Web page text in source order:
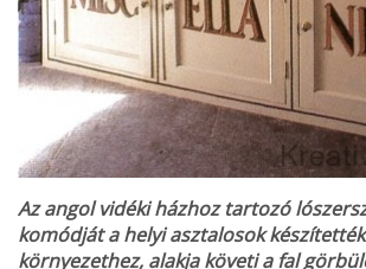
Az angol vidéki házhoz tartozó
komódját a helyi asztalosok
környezethez, alakja követi a fal